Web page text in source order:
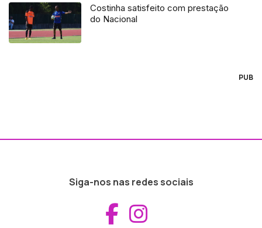
Costinha satisfeito com prestação
do Nacional
PUB
Siga-nos nas redes sociais
Aceder ao